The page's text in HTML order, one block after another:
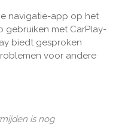
navigatie-app op het
gebruiken met CarPlay-
biedt gesproken
voor andere
is nog